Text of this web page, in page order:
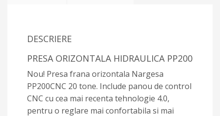
DESCRIERE
PRESA ORIZONTALA HIDRAULICA PP200
Nou! Presa frana orizontala Nargesa
PP200CNC 20 tone. Include panou de control
CNC cu cea mai recenta tehnologie 4.0,
pentru o reglare mai confortabila si mai